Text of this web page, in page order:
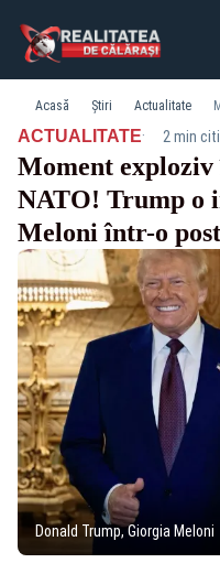
Acasă Știri Actualitate
ACTUALITATE· 2 min
Moment
NATO! Trump o
Meloni într-o
Donald Trump, Giorgia Meloni